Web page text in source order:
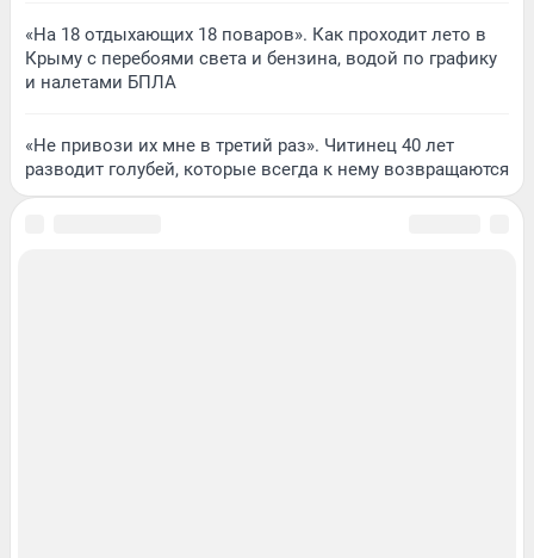
«На 18 отдыхающих 18 поваров». Как проходит лето в
Крыму с перебоями света и бензина, водой по графику
и налетами БПЛА
«Не привози их мне в третий раз». Читинец 40 лет
разводит голубей, которые всегда к нему возвращаются